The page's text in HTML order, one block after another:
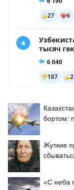
бортом:
Жуткие
«С неба